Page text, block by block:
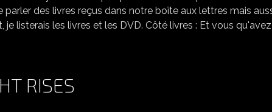
des livres reçus dans notre boîte aux lettres mais
listerais les livres et les DVD. Côté livres : Et vous qu'avez
RISES